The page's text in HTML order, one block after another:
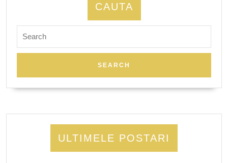
CAUTA
for:
ULTIMELE POSTARI